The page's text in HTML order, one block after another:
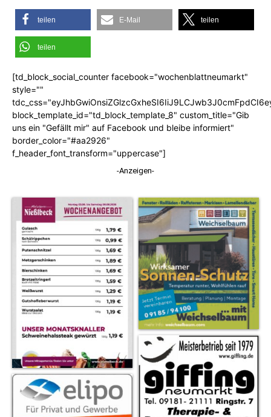
teilen E-Mail teilen
teilen
[td_block_social_counter facebook="wochenblattneumarkt"
style=""
block_template_id="td_block_template_8" custom_title="Gib
uns ein "Gefällt mir" auf Facebook und bleibe informiert"
border_color="#aa2926"
f_header_font_transform="uppercase"]
-Anzeigen-